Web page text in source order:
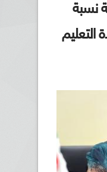
بالمائة نسبة
التعليم